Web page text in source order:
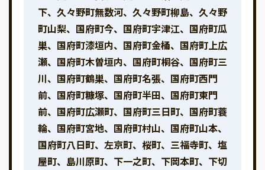
下、久々野町無数河、久々野町柳島、久々野
町山梨、国府町今、国府町宇津江、国府町瓜
巣、国府町漆垣内、国府町金桶、国府町上広
瀬、国府町木曽垣内、国府町桐谷、国府町三
川、国府町鶴巣、国府町名張、国府町西門
前、国府町糠塚、国府町半田、国府町東門
前、国府町広瀬町、国府町三日町、国府町蓑
輪、国府町宮地、国府町村山、国府町山本、
国府町八日町、左京町、桜町、三福寺町、塩
屋町、島川原町、下一之町、下岡本町、下切